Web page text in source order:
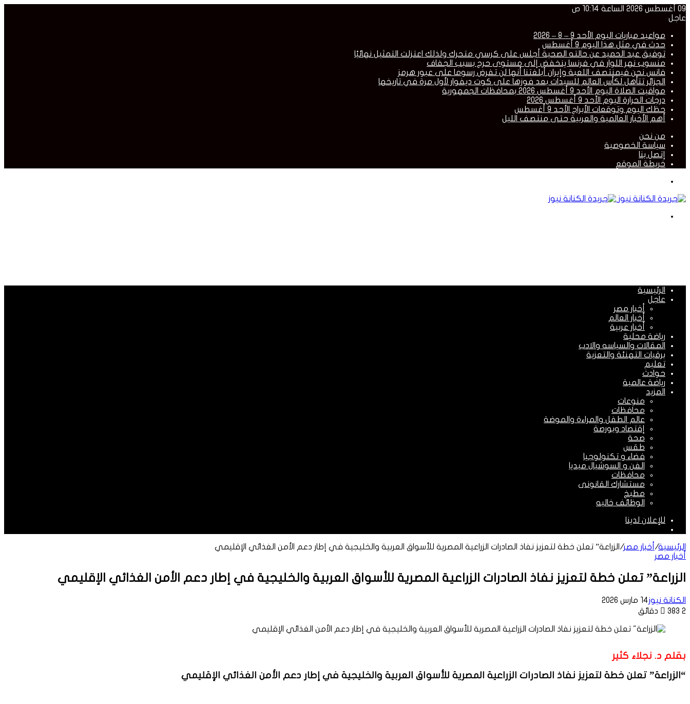
09 أغسطس 2026 الساعة 10:14 ص
عاجل
مواعيد مباريات اليوم الأحد 9 – 8 – 2026
حدث في مثل هذا اليوم 9 أغسطس
توفيق عبد الحميد عن حالته الصحية أجلس على كرسي متحرك ولذلك اعتزلت التمثيل نهائيًا
منسوب نهر اللوار في فرنسا ينخفض إلى مستوى حرج بسبب الجفاف
فانس نحن فيمنتصف اللعبة وإيران أبلغتنا أنها لن تفرض رسوما على عبور هرمز
الجزائر تتأهل لكأس العالم للسيدات بعد فوزها على كوت ديفوار لأول مرة في تاريخها
مواقيت الصلاة اليوم الأحد 9 أغسطس 2026 بمحافظات الجمهورية
درجات الحرارة اليوم الأحد 9 أغسطس 2026
حظك اليوم وتوقعات الأبراج الأحد 9 أغسطس
أهم الأخبار العالمية والعربية حتى منتصف الليل
من نحن
سياسة الخصوصية
إتصل بنا
خريطة الموقع
الرئيسية
عاجل
أخبار مصر
أخبار العالم
أخبار عربية
رياضة محلية
المقالات والسياسه والادب
برقيات التهنئة والتعزية
تعليم
حوادث
رياضة عالمية
المزيد
منوعات
محافظات
عالم الطفل والمراءة والموضة
إقتصاد وبورصة
صحة
طقس
فضاء و تكنولوجيا
الفن و السوشيال ميديا
محافظات
مستشارك القانونى
مطبخ
الوظائف خاليه
للإعلان لدينا
الرئيسية/ أخبار مصر/ الزراعة” تعلن خطة لتعزيز نفاذ الصادرات الزراعية المصرية للأسواق العربية والخليجية في إطار دعم الأمن الغذائي الإقليمي
أخبار مصر
الزراعة” تعلن خطة لتعزيز نفاذ الصادرات الزراعية المصرية للأسواق العربية والخليجية في إطار دعم الأمن الغذائي الإقليمي
الكنانة نيوز14 مارس 2026
383 2 دقائق
بقلم د. نجلاء كثير
“الزراعة” تعلن خطة لتعزيز نفاذ الصادرات الزراعية المصرية للأسواق العربية والخليجية في إطار دعم الأمن الغذائي الإقليمي